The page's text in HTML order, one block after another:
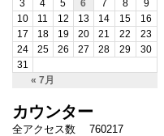
« 7月
3
4 5 6 7 8
9
10
11 12 13 14 15
16
17
18 19 20 21 22
23
24
25 26 27 28 29
30
31
カウンター
全アクセス数 760217